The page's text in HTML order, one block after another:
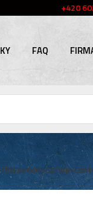
+420
FAQ
wp-